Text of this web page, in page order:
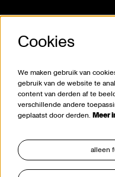
Cookies
We maken gebruik van
gebruik van de website te
content van derden af te
verschillende andere
geplaatst door derden. Meer
alleen